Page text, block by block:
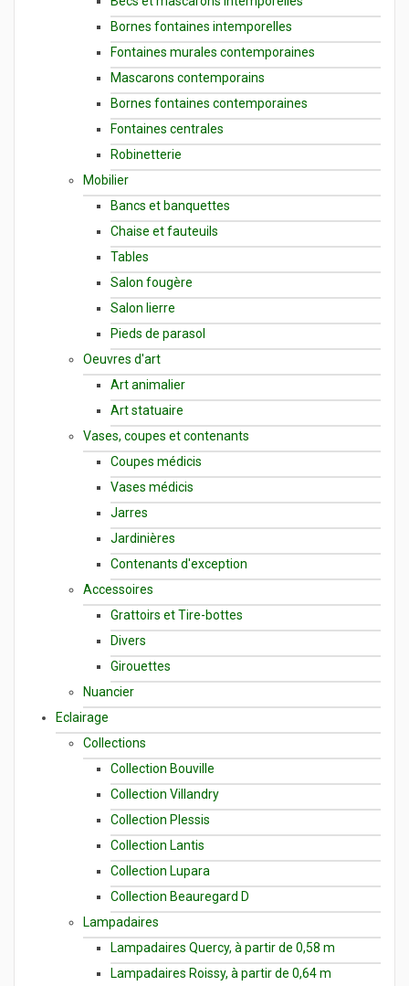
Bornes fontaines intemporelles
Fontaines murales contemporaines
Mascarons contemporains
Bornes fontaines contemporaines
Fontaines centrales
Robinetterie
Mobilier
Bancs et banquettes
Chaise et fauteuils
Tables
Salon fougère
Salon lierre
Pieds de parasol
Oeuvres d'art
Art animalier
Art statuaire
Vases, coupes et contenants
Coupes médicis
Vases médicis
Jarres
Jardinières
Contenants d'exception
Accessoires
Grattoirs et Tire-bottes
Divers
Girouettes
Nuancier
Eclairage
Collections
Collection Bouville
Collection Villandry
Collection Plessis
Collection Lantis
Collection Lupara
Collection Beauregard D
Lampadaires
Lampadaires Quercy, à partir de 0,58 m
Lampadaires Roissy, à partir de 0,64 m